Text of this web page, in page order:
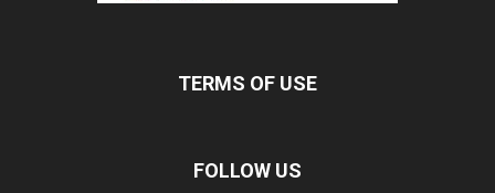
TERMS OF USE
FOLLOW US